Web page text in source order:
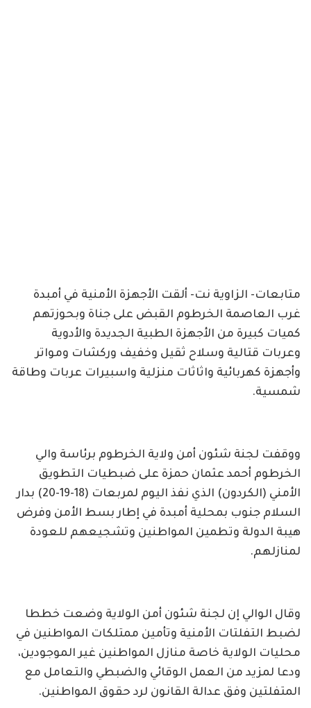
متابعات- الزاوية نت- ألقت الأجهزة الأمنية في أمبدة
غرب العاصمة الخرطوم القبض على جناة وبحوزتهم
كميات كبيرة من الأجهزة الطبية الجديدة والأدوية
وعربات قتالية وسلاح ثقيل وخفيف وركشات ومواتر
وأجهزة كهربائية واثاثات منزلية واسبيرات عربات وطاقة
شمسية.
ووقفت لجنة شئون أمن ولاية الخرطوم برئاسة والي
الخرطوم أحمد عثمان حمزة على ضبطيات التطويق
الأمني (الكردون) الذي نفذ اليوم لمربعات (18-19-20) بدار
السلام جنوب بمحلية أمبدة في إطار بسط الأمن وفرض
هيبة الدولة وتطمين المواطنين وتشجيعهم للعودة
لمنازلهم.
وقال الوالي إن لجنة شئون أمن الولاية وضعت خططا
لضبط التفلتات الأمنية وتأمين ممتلكات المواطنين في
محليات الولاية خاصة منازل المواطنين غير الموجودين،
ودعا لمزيد من العمل الوقائي والضبطي والتعامل مع
المتفلتين وفق عدالة القانون لرد حقوق المواطنين.